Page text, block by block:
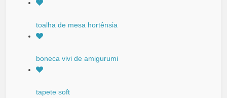
toalha de mesa hortênsia
boneca vivi de amigurumi
tapete soft